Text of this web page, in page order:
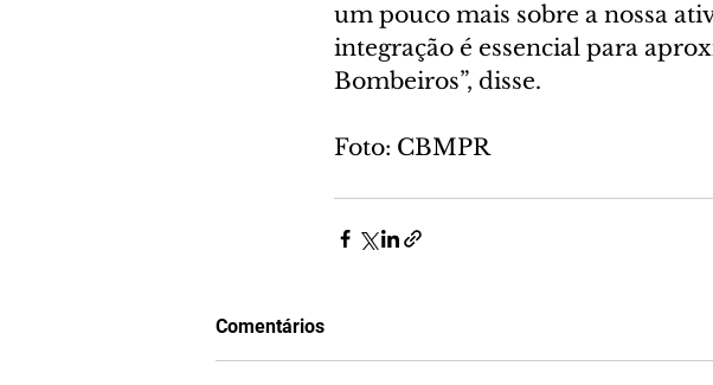
um pouco mais sobre a nossa
integração é essencial para
Bombeiros”, disse.
Foto: CBMPR
Comentários